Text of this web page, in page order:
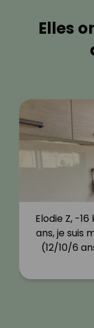
Elles
Elodie Z, -16
ans, je suis
(12/10/6